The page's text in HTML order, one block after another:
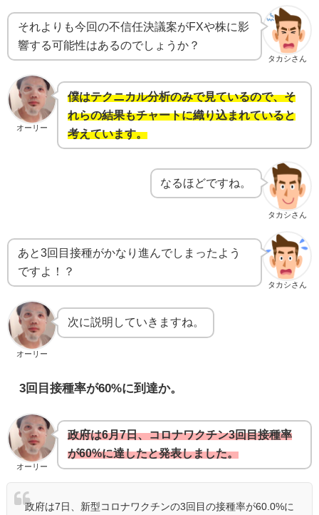
タカシさん
それよりも今回の不信任決議案がFXや株に影
響する可能性はあるのでしょうか？
オーリー
僕はテクニカル分析のみで見ているので、そ
れらの結果もチャートに織り込まれていると
考えています。
タカシさん
なるほどですね。
タカシさん
あと3回目接種がかなり進んでしまったよう
ですよ！？
オーリー
次に説明していきますね。
3回目接種率が60%に到達か。
オーリー
政府は6月7日、コロナワクチン3回目接種率
が60%に達したと発表しました。
政府は7日、新型コロナワクチンの3回目の接種率が60.0%に